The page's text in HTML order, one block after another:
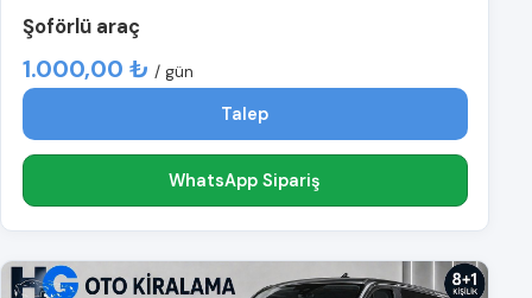
Şoförlü araç
1.000,00 ₺ / gün
Talep
WhatsApp Sipariş